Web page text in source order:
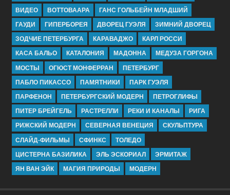
ВИДЕО
ВОТТОВААРА
ГАНС ГОЛЬБЕЙН МЛАДШИЙ
ГАУДИ
ГИПЕРБОРЕЯ ДВОРЕЦ ГУЭЛЯ
ЗИМНИЙ ДВОРЕЦ
ЗОДЧИЕ ПЕТЕРБУРГА
КАРАВАДЖО
КАРЛ РОССИ
КАСА БАЛЬО
КАТАЛОНИЯ МАДОННА
МЕДУЗА ГОРГОНА
МОСТЫ
ОГЮСТ МОНФЕРРАН
ПЕТЕРБУРГ
ПАБЛО ПИКАССО
ПАМЯТНИКИ
ПАРК ГУЭЛЯ
ПАРФЕНОН
ПЕТЕРБУРГСКИЙ МОДЕРН
ПЕТРОГЛИФЫ
ПИТЕР БРЕЙГЕЛЬ
РАСТРЕЛЛИ РЕКИ И КАНАЛЫ
РИГА
РИЖСКИЙ МОДЕРН
СЕВЕРНАЯ ВЕНЕЦИЯ
СКУЛЬПТУРА
СЛАЙД-ФИЛЬМЫ
СФИНКС
ТОЛЕДО
ЦИСТЕРНА БАЗИЛИКА
ЭЛЬ ЭСКОРИАЛ
ЭРМИТАЖ
ЯН ВАН ЭЙК
МАГИЯ ПРИРОДЫ МОДЕРН